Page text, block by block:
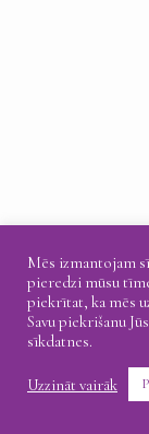
Mēs izmantojam
pieredzi mūsu
piekrītat, ka mēs
Savu piekrišanu
sīkdatnes.
Uzzināt vairāk